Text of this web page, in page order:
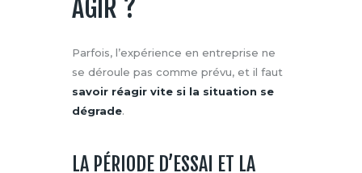
AGIR ?
Parfois, l’expérience en entreprise ne
se déroule pas comme prévu, et il faut
savoir réagir vite si la situation se
dégrade.
LA PÉRIODE D’ESSAI ET LA